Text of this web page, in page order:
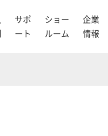
サポ
ート
ショー
ルーム
企業
情報